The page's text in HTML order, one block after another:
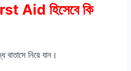
Aid হিসেবে কি
নিয়ে যান।